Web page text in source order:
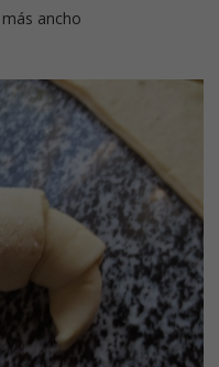
ancho